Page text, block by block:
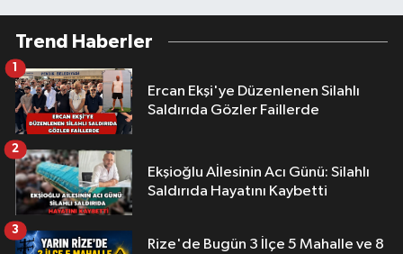
Trend Haberler
Ercan Ekşi'ye Düzenlenen Silahlı
Saldırıda Gözler Faillerde
1
Ekşioğlu Aİlesinin Acı Günü: Silahlı
Saldırıda Hayatını Kaybetti
2
Rize'de Bugün 3 İlçe 5 Mahalle ve 8
3